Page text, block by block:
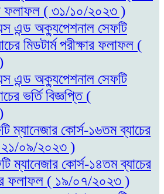
ফলাফল ( ৩১/১০/২০২৩ )
এন্ড অক্যুপেশনাল সেফটি
মিডটার্ম পরীক্ষার ফলাফল (
এন্ড অক্যুপেশনাল সেফটি
ভর্তি বিজ্ঞপ্তি (
ম্যানেজার কোর্স-১৬তম ব্যাচের
( ২১/০৯/২০২৩ )
ম্যানেজার কোর্স-১৪তম ব্যাচের
ফলাফল ( ১৯/০৭/২০২৩ )